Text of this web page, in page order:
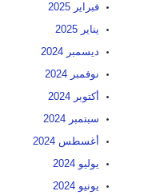
فبراير 2025
يناير 2025
ديسمبر 2024
نوفمبر 2024
أكتوبر 2024
سبتمبر 2024
أغسطس 2024
يوليو 2024
يونيو 2024